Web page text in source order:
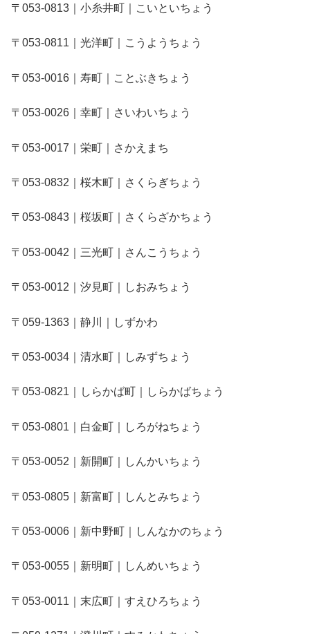
〒053-0813｜小糸井町｜こいといちょう
〒053-0811｜光洋町｜こうようちょう
〒053-0016｜寿町｜ことぶきちょう
〒053-0026｜幸町｜さいわいちょう
〒053-0017｜栄町｜さかえまち
〒053-0832｜桜木町｜さくらぎちょう
〒053-0843｜桜坂町｜さくらざかちょう
〒053-0042｜三光町｜さんこうちょう
〒053-0012｜汐見町｜しおみちょう
〒059-1363｜静川｜しずかわ
〒053-0034｜清水町｜しみずちょう
〒053-0821｜しらかば町｜しらかばちょう
〒053-0801｜白金町｜しろがねちょう
〒053-0052｜新開町｜しんかいちょう
〒053-0805｜新富町｜しんとみちょう
〒053-0006｜新中野町｜しんなかのちょう
〒053-0055｜新明町｜しんめいちょう
〒053-0011｜末広町｜すえひろちょう